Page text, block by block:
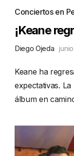
Conciertos en
¡Keane
Diego Ojeda
Keane ha
expectativas.
álbum en